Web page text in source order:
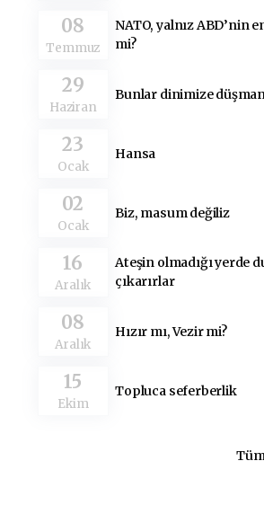
08
Temmuz
NATO, yalnız ABD’nin
mi?
29
Haziran
Bunlar dinimize
23
Ocak
Hansa
02
Ocak
Biz, masum değiliz
16
Aralık
Ateşin olmadığı yerde
çıkarırlar
08
Aralık
Hızır mı, Vezir mi?
15
Ekim
Topluca seferberlik